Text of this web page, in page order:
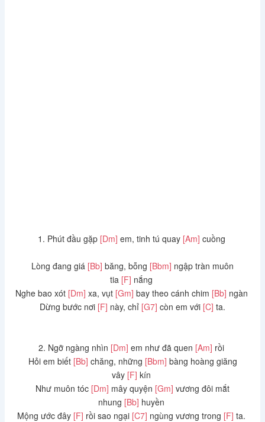
1. Phút đầu gặp [Dm] em, tinh tú quay [Am] cuồng
Lòng đang giá [Bb] băng, bỗng [Bbm] ngập tràn muôn
tia [F] nắng
Nghe bao xót [Dm] xa, vụt [Gm] bay theo cánh chim [Bb] ngàn
Dừng bước nơi [F] này, chỉ [G7] còn em với [C] ta.
2. Ngỡ ngàng nhìn [Dm] em như đã quen [Am] rồi
Hỏi em biết [Bb] chăng, những [Bbm] bàng hoàng giăng
vây [F] kín
Như muôn tóc [Dm] mây quyện [Gm] vương đôi mắt
nhung [Bb] huyền
Mộng ước đây [F] rồi sao ngại [C7] ngùng vương trong [F] ta.